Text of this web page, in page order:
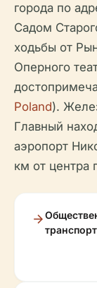
города по
Садом
ходьбы от
Оперного
Poland).
Главный
аэропорт
км от центра